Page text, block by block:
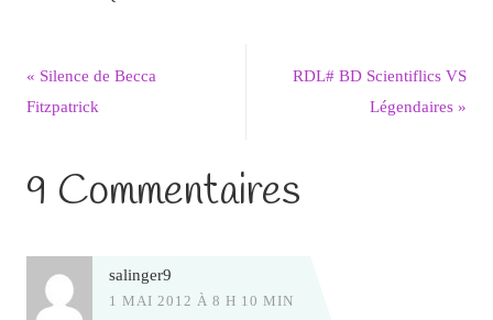
« Silence de Becca
Fitzpatrick
RDL# BD Scientiflics VS
Légendaires»
9 Commentaires
salinger9
1 MAI 2012 À 8 H 10 MIN